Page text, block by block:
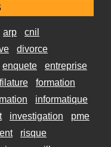
arp
cnil
divorce
enquete
entreprise
filature
formation
informatique
investigation
pme
risque